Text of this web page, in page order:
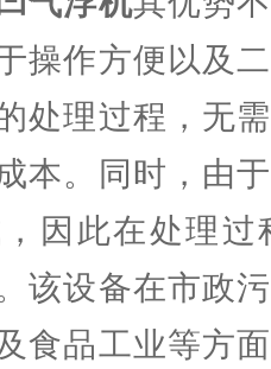
操作方便以及
处理过程，无
本。同时，由
因此在处理过
该设备在市政
食品工业等方